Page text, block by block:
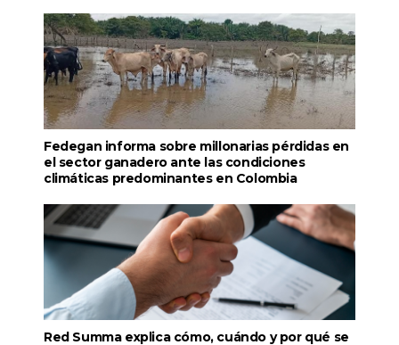
Fedegan informa sobre millonarias pérdidas en
el sector ganadero ante las condiciones
climáticas predominantes en Colombia
Red Summa explica cómo, cuándo y por qué se